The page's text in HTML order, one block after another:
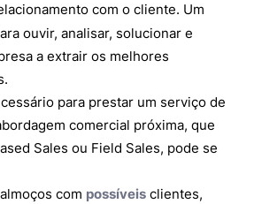
com o cliente. Um
ouvir, analisar, solucionar e
a extrair os melhores
para prestar um serviço de
comercial próxima, que
Sales ou Field Sales, pode se
com possíveis clientes,